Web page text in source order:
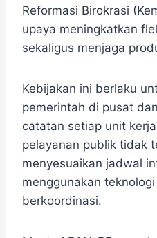
Reformasi Birokrasi
upaya meningkatkan
sekaligus menjaga
Kebijakan ini berlaku
pemerintah di pusat
catatan setiap unit
pelayanan publik tidak
menyesuaikan jadwal
menggunakan
berkoordinasi.